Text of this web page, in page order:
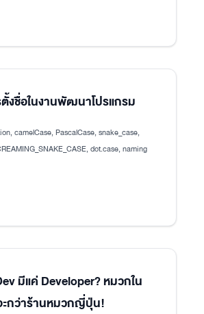
งชื่อในงานพัฒนาโปรแกรม
camelCase, PascalCase, snake_case,
dot.case, naming
มีแค่ Developer? หมวกใน
ะกว่าร้านหมวกญี่ปุ่น!